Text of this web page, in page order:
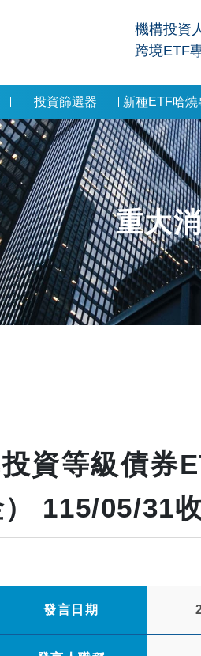
機構投資
跨境ETF
投資篩選器 新種ETF哈燒
重大
資等級債券
115/05/31
發言日期